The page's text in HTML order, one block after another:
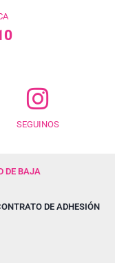
SEGUINOS
DE BAJA
DE ADHESIÓN